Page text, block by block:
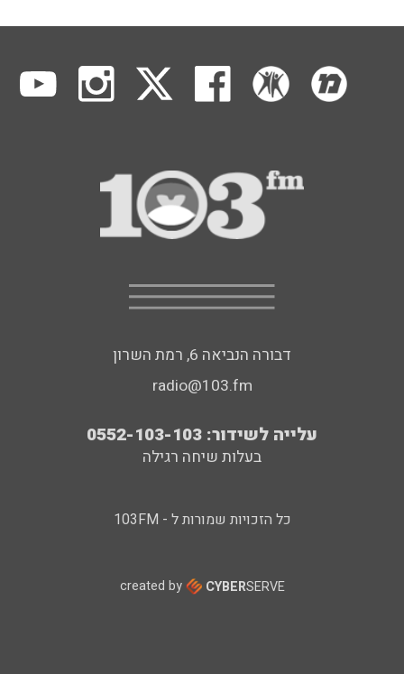
דבורה הנביאה 6, רמת השרון
radio@103.fm
עלייה לשידור: 0552-103-103
בעלות שיחה רגילה
כל הזכויות שמורות ל - 103FM
created by CYBERSERVE